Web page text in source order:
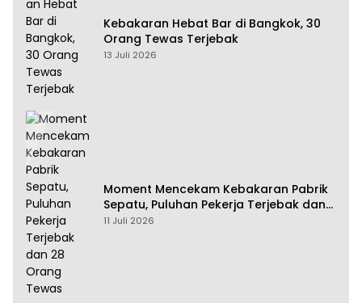
Kebakaran Hebat Bar di Bangkok, 30
Orang Tewas Terjebak
13 Juli 2026
Moment Mencekam Kebakaran Pabrik
Sepatu, Puluhan Pekerja Terjebak dan
28 Orang Tewas
11 Juli 2026